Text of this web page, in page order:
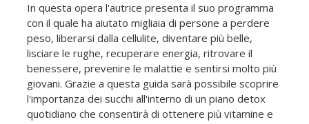
In questa opera l'autrice presenta il suo programma
con il quale ha aiutato migliaia di persone a perdere
peso, liberarsi dalla cellulite, diventare più belle,
lisciare le rughe, recuperare energia, ritrovare il
benessere, prevenire le malattie e sentirsi molto più
giovani. Grazie a questa guida sarà possibile scoprire
l'importanza dei succhi all'interno di un piano detox
quotidiano che consentirà di ottenere più vitamine e